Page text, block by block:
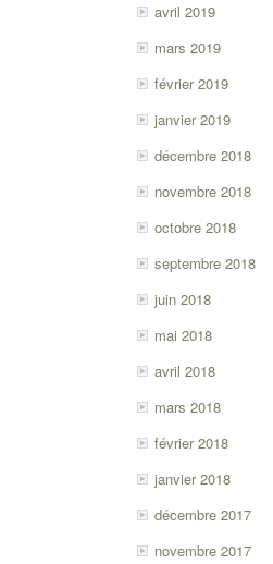
avril 2019
mars 2019
février 2019
janvier 2019
décembre 2018
novembre 2018
octobre 2018
septembre 2018
juin 2018
mai 2018
avril 2018
mars 2018
février 2018
janvier 2018
décembre 2017
novembre 2017